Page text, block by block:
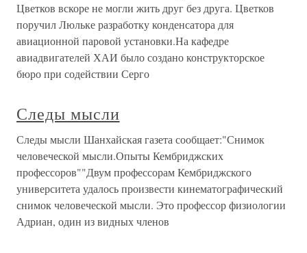
Цветков вскоре не могли жить друг без друга. Цветков
поручил Люльке разработку конденсатора для
авиационной паровой установки.На кафедре
авиадвигателей ХАИ было создано конструкторское
бюро при содействии Серго
Следы мысли
Следы мысли Шанхайская газета сообщает:"Снимок
человеческой мысли.Опыты Кембриджских
профессоров""Двум профессорам Кембриджского
университета удалось произвести кинематографический
снимок человеческой мысли. Это профессор физиологии
Адриан, один из видных членов